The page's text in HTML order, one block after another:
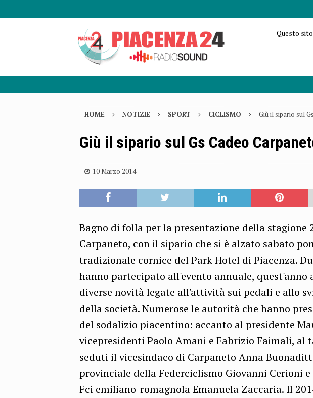
Questo
HOME NOTIZIE SPORT CICLISMO Giù il sipario sul
Giù il sipario sul Gs Cadeo
10 Marzo 2014
Bagno di folla per la presentazione della stagione
Carpaneto, con il sipario che si è alzato sabato
tradizionale cornice del Park Hotel di Piacenza.
hanno partecipato all'evento annuale, quest'anno
diverse novità legate all'attività sui pedali e allo
della società. Numerose le autorità che hanno
del sodalizio piacentino: accanto al presidente
vicepresidenti Paolo Amani e Fabrizio Faimali, al
seduti il vicesindaco di Carpaneto Anna
provinciale della Federciclismo Giovanni Cerioni
Fci emiliano-romagnola Emanuela Zaccaria. Il